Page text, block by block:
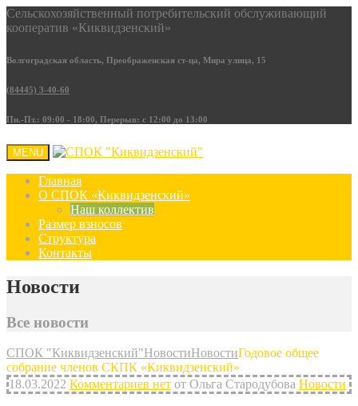
Сельскохозяйственный потребительский обслуживающий
кооператив «Киквидзенский»
Волгоградская область, Преображенская ст-ца, Мира улица, 15
(84445) 3-40-60
Пн.-Пт.: 09:00 - 18:00, Перерыв: с 12:00 до 13:00
MENU
Главная
О СПОК «Киквидзенский»
Наш коллектив
Размер взносов
Структура
Контакты
Новости
Все новости
СПОК "Киквидзенский"НовостиНовостиГодовое общее
собрание членов СКПК «Киквидзенский»
18.03.2022 Комментариев нет от Ольга Стародубова Новости